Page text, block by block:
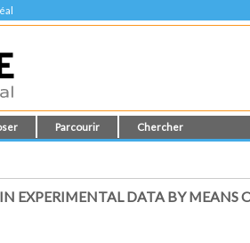
Parcourir Chercher
EXPERIMENTAL DATA BY MEANS